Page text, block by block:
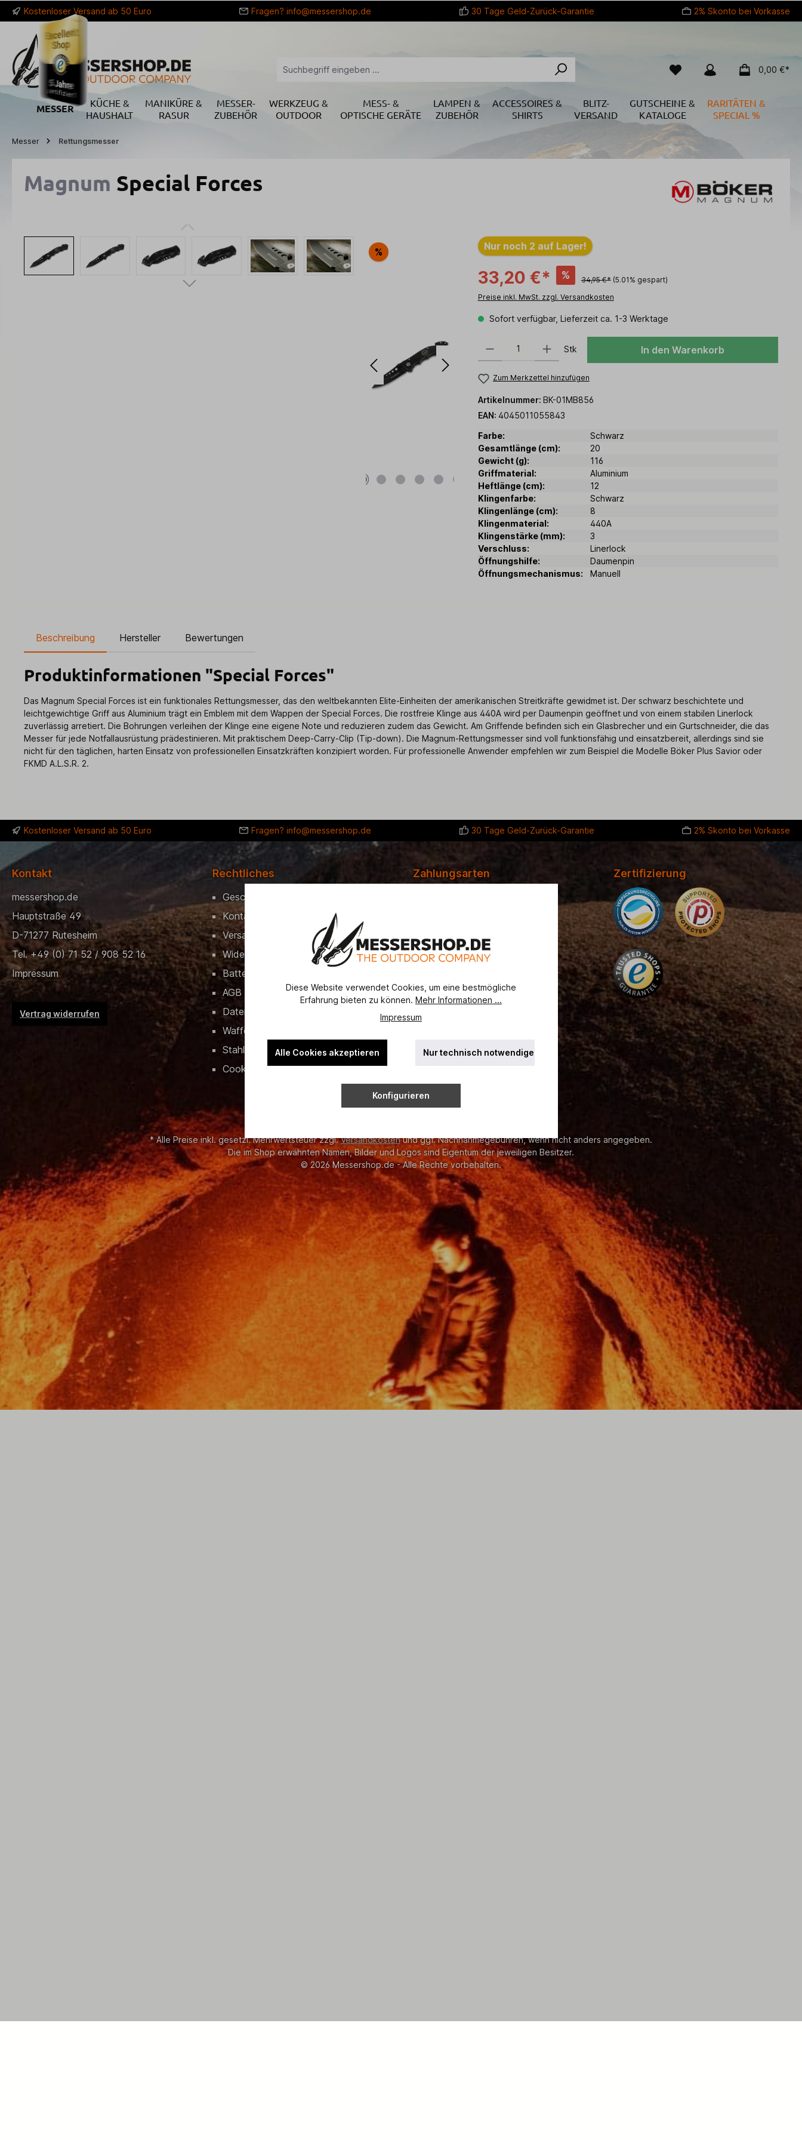
Zur Hauptnavigation springen
Kostenloser Versand ab 50 Euro Fragen?info@messershop.de 30 Tage Geld-Zurück-Garantie 2% Skonto bei Vorkasse
0,00 €*
MESSER
KÜCHE &
HAUSHALT
MANIKÜRE &
RASUR
MESSER-
ZUBEHÖR
WERKZEUG &
OUTDOOR
MESS- &
OPTISCHE GERÄTE
LAMPEN &
ZUBEHÖR
ACCESSOIRES &
SHIRTS
BLITZ-
VERSAND
GUTSCHEINE &
KATALOGE
RARITÄTEN &
SPECIAL %
Messer Rettungsmesser
Magnum Special Forces
Bildergalerie überspringen
% Nur noch 2 auf Lager!
33,20 €* % 34,95 €* (5.01% gespart)
Preise inkl. MwSt. zzgl. Versandkosten
Sofort verfügbar, Lieferzeit ca. 1-3 Werktage
Stk In den Warenkorb
Zum Merkzettel hinzufügen
Artikelnummer: BK-01MB856
EAN: 4045011055843
Farbe:
Schwarz
Gesamtlänge (cm):
20
Gewicht (g):
116
Griffmaterial:
Aluminium
Heftlänge (cm):
12
Klingenfarbe:
Schwarz
Klingenlänge (cm):
8
Klingenmaterial:
440A
Klingenstärke (mm):
3
Verschluss:
Linerlock
Öffnungshilfe:
Daumenpin
Öffnungsmechanismus:
Manuell
Beschreibung Hersteller Bewertungen
Produktinformationen "Special Forces"
Das Magnum Special Forces ist ein funktionales Rettungsmesser, das den weltbekannten Elite-Einheiten der amerikanischen Streitkräfte gewidmet ist. Der schwarz beschichtete und
leichtgewichtige Griff aus Aluminium trägt ein Emblem mit dem Wappen der Special Forces. Die rostfreie Klinge aus 440A wird per Daumenpin geöffnet und von einem stabilen Linerlock
zuverlässig arretiert. Die Bohrungen verleihen der Klinge eine eigene Note und reduzieren zudem das Gewicht. Am Griffende befinden sich ein Glasbrecher und ein Gurtschneider, die das
Messer für jede Notfallausrüstung prädestinieren. Mit praktischem Deep-Carry-Clip (Tip-down). Die Magnum-Rettungsmesser sind voll funktionsfähig und einsatzbereit, allerdings sind sie
nicht für den täglichen, harten Einsatz von professionellen Einsatzkräften konzipiert worden. Für professionelle Anwender empfehlen wir zum Beispiel die Modelle Böker Plus Savior oder
FKMD A.L.S.R. 2.
Kostenloser Versand ab 50 Euro Fragen?info@messershop.de 30 Tage Geld-Zurück-Garantie 2% Skonto bei Vorkasse
Kontakt
messershop.de
Hauptstraße 49
D-71277 Rutesheim
Tel. +49 (0) 71 52 / 908 52 16
Impressum
Vertrag widerrufen
Rechtliches
Geschenkgutscheine
Kontakt
Versand & Bezahlung
Widerrufsrecht
Batterieverordnung
AGB
Datenschutz
Waffenrecht
Stahlschlüssel
Cookies
Zahlungsarten Zertifizierung
* Alle Preise inkl. gesetzl. Mehrwertsteuer zzgl.Versandkostenund ggf. Nachnahmegebühren, wenn nicht anders angegeben.
Die im Shop erwähnten Namen, Bilder und Logos sind Eigentum der jeweiligen Besitzer.
© 2026 Messershop.de - Alle Rechte vorbehalten.
Diese Website verwendet Cookies, um eine bestmögliche
Erfahrung bieten zu können. Mehr Informationen ...
Impressum
Alle Cookies akzeptieren Nur technisch notwendige
Konfigurieren